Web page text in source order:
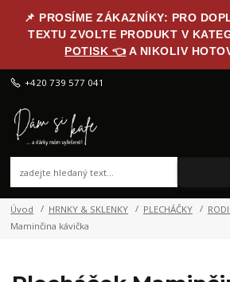
📌 PROSÍME ZÁKAZNÍKY: PRO
TEXTU ZVOLTE PRODUKT V
POTISK 👈 A NIKOLIV
+420 739 577 041
Úvod HRNKY & SKLENKY PLECHÁČKY
Maminčina kávička